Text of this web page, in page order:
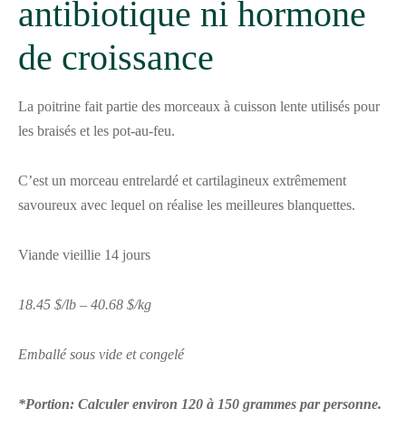
antibiotique ni hormone
de croissance
La poitrine fait partie des morceaux à cuisson lente utilisés pour
les braisés et les pot-au-feu.
C’est un morceau entrelardé et cartilagineux extrêmement
savoureux avec lequel on réalise les meilleures blanquettes.
Viande vieillie 14 jours
18.45 $/lb – 40.68 $/kg
Emballé sous vide et congelé
*Portion: Calculer environ 120 à 150 grammes par personne.